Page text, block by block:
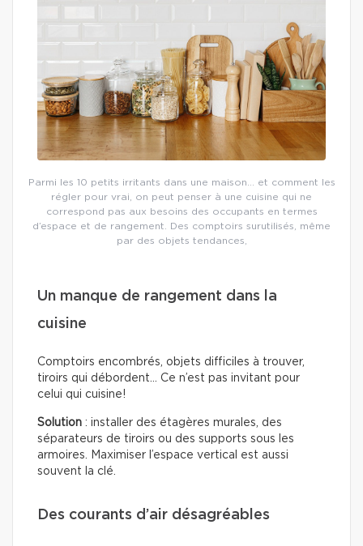
Parmi les 10 petits irritants dans une maison… et comment les
régler pour vrai, on peut penser à une cuisine qui ne
correspond pas aux besoins des occupants en termes
d’espace et de rangement. Des comptoirs surutilisés, même
par des objets tendances,
Un manque de rangement dans la
cuisine
Comptoirs encombrés, objets difficiles à trouver,
tiroirs qui débordent… Ce n’est pas invitant pour
celui qui cuisine!
Solution : installer des étagères murales, des
séparateurs de tiroirs ou des supports sous les
armoires. Maximiser l’espace vertical est aussi
souvent la clé.
Des courants d’air désagréables